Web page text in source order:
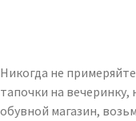
Никогда не
тапочки на вечеринку,
обувной магазин,